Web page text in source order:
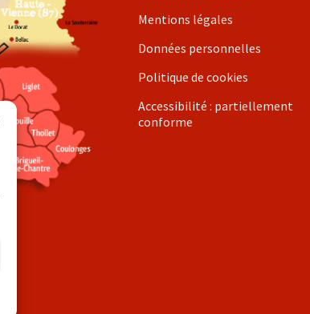
Mentions légales
Données personnelles
Politique de cookies
Accessibilité : partiellement
conforme